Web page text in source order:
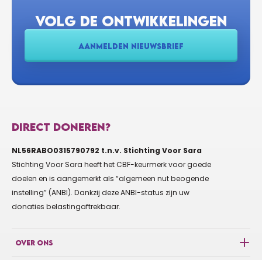
PETRA VAN DER PERK
KREEMERS AD
VOLG DE ONTWIKKELINGEN
AANMELDEN NIEUWSBRIEF
DIRECT DONEREN?
NL56RABO0315790792 t.n.v. Stichting Voor Sara
Stichting Voor Sara heeft het CBF-keurmerk voor goede
doelen en is aangemerkt als “algemeen nut beogende
instelling” (ANBI). Dankzij deze ANBI-status zijn uw
donaties belastingaftrekbaar.
OVER ONS